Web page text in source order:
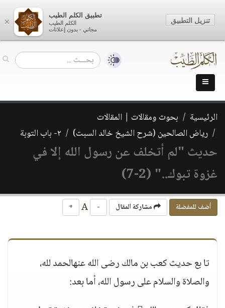
الرئيسية
بحوث ومقالات | المقالات
رياض الصالحين (شرح الشيخ خالد السبت)
٢- باب التوبة
حديث "لم أتخلف عن رسول الله إلا في
غزوة تبوك.." (2-7)
أضف للمفضلة مشاركة المقال -
+
تا بع حديث كعب بن مالك رضى الله عنهالحمد لله،
والصلاة والسلام على رسول الله، أما بعد:
×
تطبيق الكلم الطيب
الكلم الطيب
مجاني - بدون إعلانات
تنزيل التطبيق